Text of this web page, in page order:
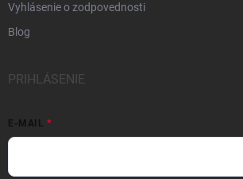
Vyhlásenie o zodpovednosti
Blog
PRIHLÁSENIE
E-MAIL